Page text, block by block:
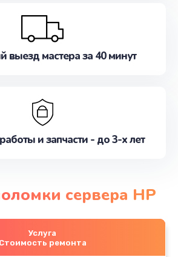
выезд мастера за 40 минут
и запчасти - до 3-х лет
сервера HP
Услуга
Стоимость ремонта